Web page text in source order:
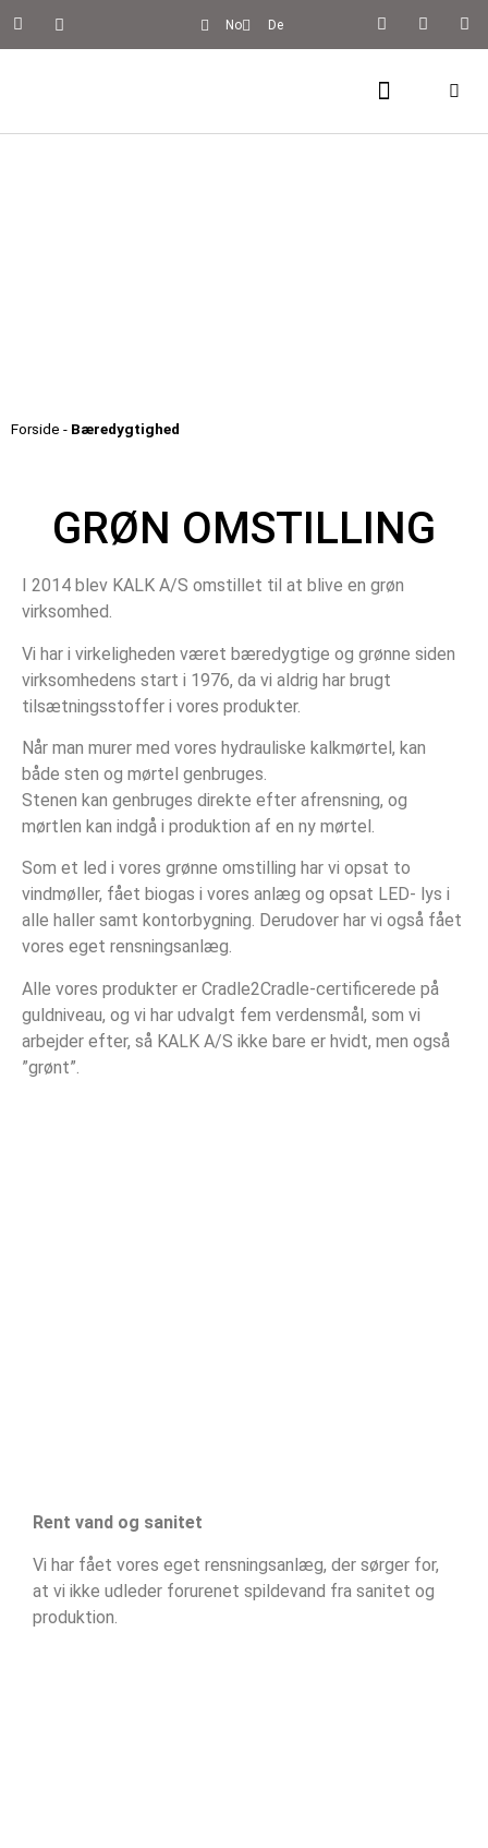
No De
Forside - Bæredygtighed
GRØN OMSTILLING
I 2014 blev KALK A/S omstillet til at blive en grøn
virksomhed.
Vi har i virkeligheden været bæredygtige og grønne siden
virksomhedens start i 1976, da vi aldrig har brugt
tilsætningsstoffer i vores produkter.
Når man murer med vores hydrauliske kalkmørtel, kan
både sten og mørtel genbruges.
Stenen kan genbruges direkte efter afrensning, og
mørtlen kan indgå i produktion af en ny mørtel.
Som et led i vores grønne omstilling har vi opsat to
vindmøller, fået biogas i vores anlæg og opsat LED- lys i
alle haller samt kontorbygning. Derudover har vi også fået
vores eget rensningsanlæg.
Alle vores produkter er Cradle2Cradle-certificerede på
guldniveau, og vi har udvalgt fem verdensmål, som vi
arbejder efter, så KALK A/S ikke bare er hvidt, men også
”grønt”.
Rent vand og sanitet
Vi har fået vores eget rensningsanlæg, der sørger for,
at vi ikke udleder forurenet spildevand fra sanitet og
produktion.